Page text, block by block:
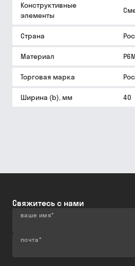
Конструктивные
элементы
Страна
Материал
Торговая марка
Ширина (b), мм 40
Свяжитесь с нами
ваше имя*
почта*